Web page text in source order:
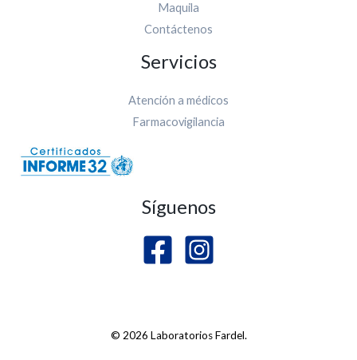
Maquila
Contáctenos
Servicios
Atención a médicos
Farmacovigilancia
Síguenos
© 2026 Laboratorios Fardel.